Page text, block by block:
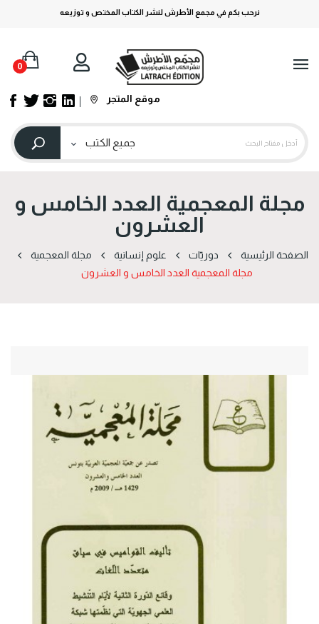
نرحب بكم في مجمع الأطرش لنشر الكتاب المختص و توزيعه
0
موقع المتجر
مجلة المعجمية العدد الخامس و
العشرون
الصفحة الرئيسية دوریّات علوم إنسانية
مجلة المعجمية
مجلة المعجمية العدد الخامس و العشرون